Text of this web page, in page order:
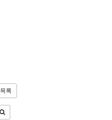
목록